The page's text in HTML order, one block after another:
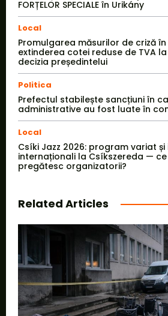
FORȚELOR SPECIALE în Urikány
Local
Promulgarea măsurilor de criză
extinderea cotei reduse de TVA
decizia președintelui
Politica
Prefectul stabilește sancțiuni în
administrative au fost luate în
Local
Csíki Jazz 2026: program variat și
internaționali la Csíkszereda —
pregătesc organizatorii?
Related Articles